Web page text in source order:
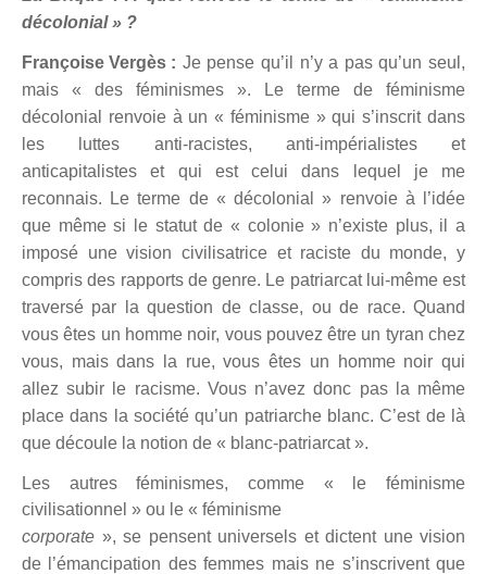
décolonial » ?
Françoise Vergès : Je pense qu’il n’y a pas qu’un seul,
mais « des féminismes ». Le terme de féminisme
décolonial renvoie à un « féminisme » qui s’inscrit dans
les luttes anti-racistes, anti-impérialistes et
anticapitalistes et qui est celuidans lequel je me
reconnais. Le terme de « décolonial » renvoie à l’idée
que même si le statut de « colonie » n’existe plus, il a
imposé une vision civilisatrice et raciste du monde, y
compris des rapports de genre. Le patriarcat lui-même est
traversé par la question de classe, ou de race. Quand
vous êtes un homme noir, vous pouvez être un tyran chez
vous, mais dans la rue, vous êtes un homme noir qui
allez subir le racisme. Vous n’avez donc pas la même
place dans la société qu’un patriarche blanc. C’est de là
que découle la notion de « blanc-patriarcat ».
Les autres féminismes, comme « le féminisme
civilisationnel » ou le « féminisme
corporate », se pensent universels et dictent une vision
de l’émancipation des femmes mais ne s’inscrivent que